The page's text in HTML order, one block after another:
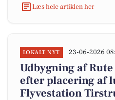
Læs hele artiklen her
LOKALT NYT 23-06-2026
Udbygning af
efter placering af
Flyvestation